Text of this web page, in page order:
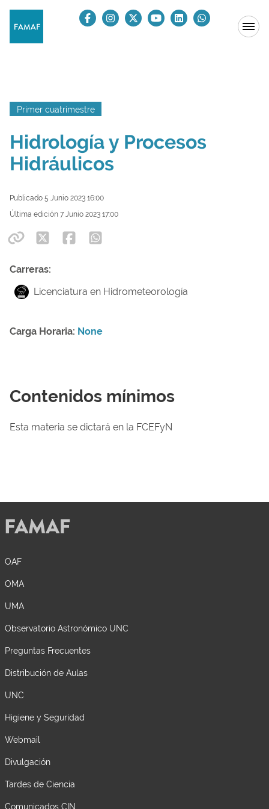
Primer cuatrimestre
Hidrología y Procesos
Hidráulicos
Publicado 5 Junio 2023 16:00
Última edición 7 Junio 2023 17:00
Carreras:
Licenciatura en Hidrometeorología
Carga Horaria: None
Contenidos mínimos
Esta materia se dictará en la FCEFyN
OAF
OMA
UMA
Observatorio Astronómico UNC
Preguntas Frecuentes
Distribución de Aulas
UNC
Higiene y Seguridad
Webmail
Divulgación
Tardes de Ciencia
Comunicados CIN